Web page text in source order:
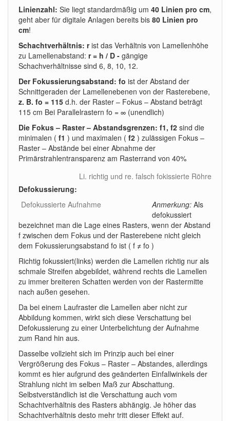
Linienzahl: Sie liegt standardmäßig um 40 Linien pro cm,
geht aber für digitale Anlagen bereits bis 80 Linien pro
cm!
Schachtverhältnis: rist das Verhältnis von Lamellenhöhe
zu Lamellenabstand: r = h / D - gängige
Schachverhältnisse sind 6, 8, 10, 12.
Der Fokussierungsabstand: fo ist der Abstand der
Schnittgeraden der Lamellenebenen von der Rasterebene,
z. B. fo = 115 d.h. der Raster – Fokus – Abstand beträgt
115 cm Bei Parallelrastern fo = ∞ (unendlich)
Die Fokus – Raster – Abstandsgrenzen: f1, f2 sind die
minimalen ( f1 ) und maximalen ( f2 ) zulässigen Fokus –
Raster – Abstände bei einer Abnahme der
Primärstrahlentransparenz am Rasterrand von 40%
Li. richtig und re. falsch fokissierte Röhre
Defokussierung:
Defokussierte Aufnahme
Anmerkung: Als
defokussiert
bezeichnet man die Lage eines Rasters, wenn der Abstand
f zwischen dem Fokus und der Rasterebene nicht gleich
dem Fokussierungsabstand fo ist ( f ≠ fo )
Richtig fokussiert(links) werden die Lamellen richtig nur als
schmale Streifen abgebildet, während rechts die Lamellen
zu immer breiteren Schatten werden von der Rastermitte
nach außen gesehen.
Da bei einem Laufraster die Lamellen aber nicht zur
Abbildung kommen, wirkt sich diese Verschattung bei
Defokussierung zu einer Unterbelichtung der Aufnahme
zum Rand hin aus.
Dasselbe vollzieht sich im Prinzip auch bei einer
Vergrößerung des Fokus – Raster – Abstandes, allerdings
kommt es hier aufgrund des geänderten Einfallwinkels der
Strahlung nicht im selben Maß zur Abschattung.
Selbstverständlich ist die Verschattung auch vom
Schachtverhältnis des Rasters abhängig. Je höher das
Schachtverhältnis desto mehr tritt dieser Effekt auf.